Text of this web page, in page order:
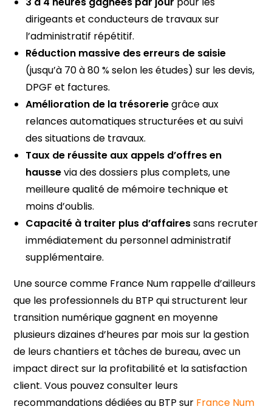
dirigeants et conducteurs de travaux sur
l’administratif répétitif.
Réduction massive des erreurs de saisie
(jusqu’à 70 à 80 % selon les études) sur les devis,
DPGF et factures.
Amélioration de la trésoreriegrâce aux
relances automatiques structurées et au suivi
des situations de travaux.
Taux de réussite aux appels d’offres en
haussevia des dossiers plus complets, une
meilleure qualité de mémoire technique et
moins d’oublis.
Capacité à traiter plus d’affairessans recruter
immédiatement du personnel administratif
supplémentaire.
Une source comme France Num rappelle d’ailleurs
que les professionnels du BTP qui structurent leur
transition numérique gagnent en moyenne
plusieurs dizaines d’heures par mois sur la gestion
de leurs chantiers et tâches de bureau, avec un
impact direct sur la profitabilité et la satisfaction
client. Vous pouvez consulter leurs
recommandations dédiées au BTP sur France Num